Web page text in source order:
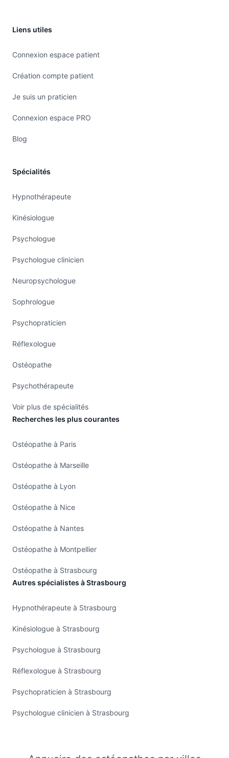
Liens utiles
Connexion espace patient
Création compte patient
Je suis un praticien
Connexion espace PRO
Blog
Spécialités
Hypnothérapeute
Kinésiologue
Psychologue
Psychologue clinicien
Neuropsychologue
Sophrologue
Psychopraticien
Réflexologue
Ostéopathe
Psychothérapeute
Voir plus de spécialités
Recherches les plus courantes
Ostéopathe à Paris
Ostéopathe à Marseille
Ostéopathe à Lyon
Ostéopathe à Nice
Ostéopathe à Nantes
Ostéopathe à Montpellier
Ostéopathe à Strasbourg
Autres spécialistes à Strasbourg
Hypnothérapeute à Strasbourg
Kinésiologue à Strasbourg
Psychologue à Strasbourg
Réflexologue à Strasbourg
Psychopraticien à Strasbourg
Psychologue clinicien à Strasbourg